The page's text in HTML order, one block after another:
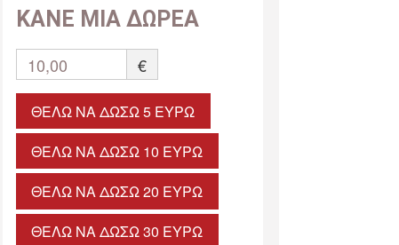
ΚΑΝΕ ΜΙΑ ΔΩΡΕΑ
10,00 €
ΘΈΛΩ ΝΑ ΔΏΣΩ 5 ΕΥΡΏ
ΘΈΛΩ ΝΑ ΔΏΣΩ 10 ΕΥΡΏ
ΘΈΛΩ ΝΑ ΔΏΣΩ 20 ΕΥΡΏ
ΘΈΛΩ ΝΑ ΔΏΣΩ 30 ΕΥΡΏ